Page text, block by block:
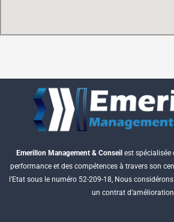
Emerillon Management & Conseil est spécialisée
performance et des compétences à travers son
l’Etat sous le numéro 52-209-18, Nous
un contrat